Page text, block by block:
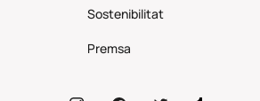
Sostenibilitat
Premsa